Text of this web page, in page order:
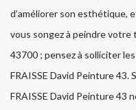
d’améliorer son esthétique,
vous songez à peindre votre
43700 ; pensez à solliciter
FRAISSE David Peinture
FRAISSE David Peinture 43